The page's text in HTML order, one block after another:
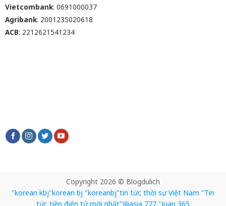
Vietcombank: 0691000037
Agribank: 2001235020618
ACB: 2212621541234
Copyright 2026 © Blogdulich
"korean kbj​"korean bj "koreanbj​"tin tức thời sự Việt Nam "Tin
tức tiền điện tử mới nhất​"Jiliasia 777 "Juan 365​